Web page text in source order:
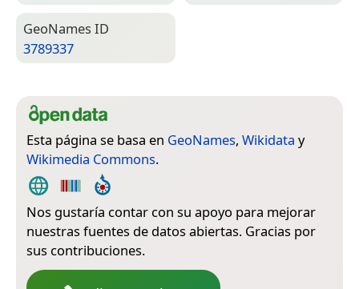
Geo­Names ID
3789337
Esta página se basa en GeoNames, Wikidata y
Wikimedia Commons.
Nos gustaría contar con su apoyo para mejorar
nuestras fuentes de datos abiertas. Gracias por
sus contribuciones.